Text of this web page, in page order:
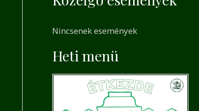
c
h
Nincsenek események
Heti menü